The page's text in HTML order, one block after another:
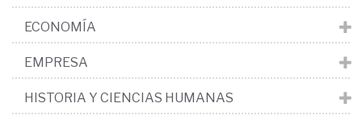
ECONOMÍA
EMPRESA
HISTORIA Y CIENCIAS HUMANAS